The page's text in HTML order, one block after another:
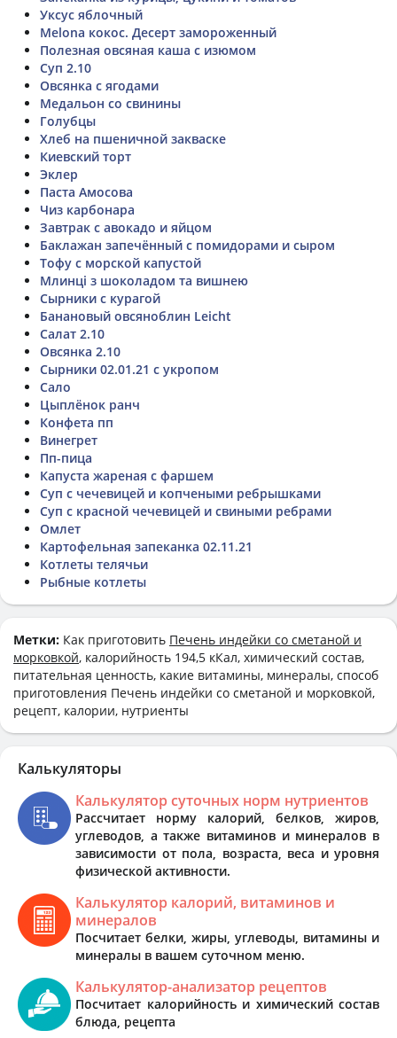
Уксус яблочный
Melona кокос. Десерт замороженный
Полезная овсяная каша с изюмом
Суп 2.10
Овсянка с ягодами
Медальон со свинины
Голубцы
Хлеб на пшеничной закваске
Киевский торт
Эклер
Паста Амосова
Чиз карбонара
Завтрак с авокадо и яйцом
Баклажан запечённый с помидорами и сыром
Тофу с морской капустой
Млинці з шоколадом та вишнею
Сырники с курагой
Банановый овсяноблин Leicht
Салат 2.10
Овсянка 2.10
Сырники 02.01.21 с укропом
Сало
Цыплёнок ранч
Конфета пп
Винегрет
Пп-пица
Капуста жареная с фаршем
Суп с чечевицей и копчеными ребрышками
Суп с красной чечевицей и свиными ребрами
Омлет
Картофельная запеканка 02.11.21
Котлеты телячьи
Рыбные котлеты
Метки: Как приготовить Печень индейки со сметаной и
морковкой, калорийность 194,5 кКал, химический состав,
питательная ценность, какие витамины, минералы, способ
приготовления Печень индейки со сметаной и морковкой,
рецепт, калории, нутриенты
Калькуляторы
Калькулятор суточных норм нутриентов
Рассчитает норму калорий, белков, жиров,
углеводов, а также витаминов и минералов в
зависимости от пола, возраста, веса и уровня
физической активности.
Калькулятор калорий, витаминов и
минералов
Посчитает белки, жиры, углеводы, витамины и
минералы в вашем суточном меню.
Калькулятор-анализатор рецептов
Посчитает калорийность и химический состав
блюда, рецепта